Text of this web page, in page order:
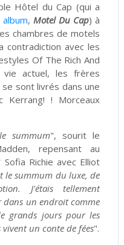
Hôtel du Cap (qui a
, Motel Du Cap) à
chambres de motels
contradiction avec les
Of The Rich And
actuel, les frères
se sont livrés dans une
Kerrang! ! Morceaux
summum", sourit le
repensant au
Richie avec Elliot
le summum du luxe, de
J'étais tellement
dans un endroit comme
grands jours pour les
un conte de fées".